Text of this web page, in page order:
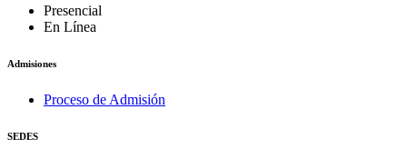
Presencial
En Línea
Admisiones
Proceso de Admisión
SEDES